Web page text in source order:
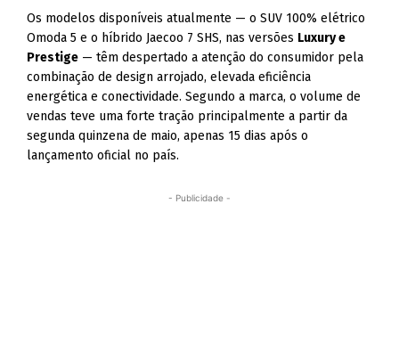
Os modelos disponíveis atualmente — o SUV 100% elétrico
Omoda 5 e o híbrido Jaecoo 7 SHS, nas versões Luxury e
Prestige — têm despertado a atenção do consumidor pela
combinação de design arrojado, elevada eficiência
energética e conectividade. Segundo a marca, o volume de
vendas teve uma forte tração principalmente a partir da
segunda quinzena de maio, apenas 15 dias após o
lançamento oficial no país.
- Publicidade -